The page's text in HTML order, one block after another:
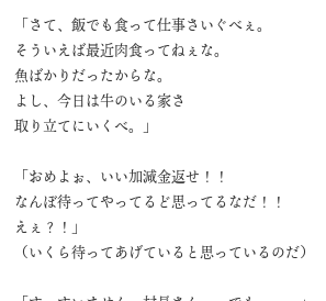
「さて、飯でも食って仕事さいぐべぇ。
そういえば最近肉食ってねぇな。
魚ばかりだったからな。
よし、今日は牛のいる家さ
取り立てにいくべ。」
「おめよぉ、いい加減金返せ！！
なんぼ待ってやってるど思ってるなだ！！
えぇ？！」
（いくら待ってあげていると思っているのだ）